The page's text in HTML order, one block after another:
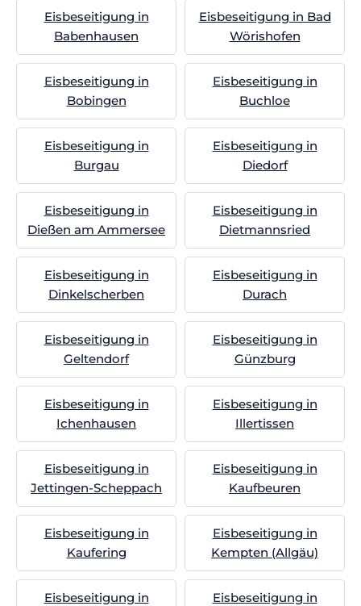
Eisbeseitigung in
Babenhausen
Eisbeseitigung in Bad
Wörishofen
Eisbeseitigung in
Bobingen
Eisbeseitigung in
Buchloe
Eisbeseitigung in
Burgau
Eisbeseitigung in
Diedorf
Eisbeseitigung in
Dießen am Ammersee
Eisbeseitigung in
Dietmannsried
Eisbeseitigung in
Dinkelscherben
Eisbeseitigung in
Durach
Eisbeseitigung in
Geltendorf
Eisbeseitigung in
Günzburg
Eisbeseitigung in
Ichenhausen
Eisbeseitigung in
Illertissen
Eisbeseitigung in
Jettingen-Scheppach
Eisbeseitigung in
Kaufbeuren
Eisbeseitigung in
Kaufering
Eisbeseitigung in
Kempten (Allgäu)
Eisbeseitigung in
Eisbeseitigung in